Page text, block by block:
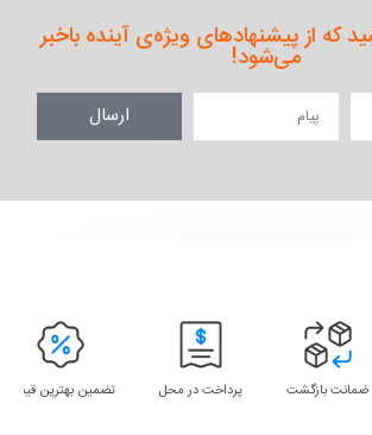
که از پیشنهادهای ویژه‌ی آینده باخبر
می‌شود!
ارسال
ضمانت بازگشت پرداخت در محل تضمین بهترین قیمت